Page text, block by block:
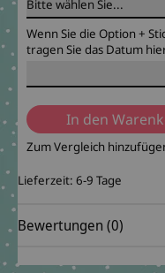
Wenn Sie die Option +
tragen Sie das Datum
In den
Zum Vergleich
Lieferzeit: 6-9 Tage
Bewertungen (0)